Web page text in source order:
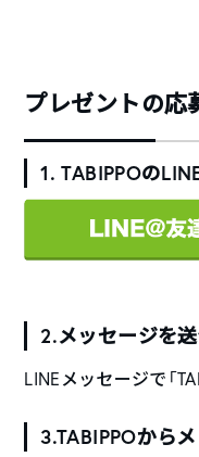
プレゼントの応
1. TABIPPOの
2.メッセージを
LINEメッセージで「
3.TABIPPOから